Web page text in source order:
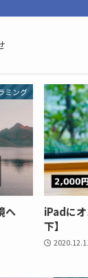
ミング
へ
iPadに
下】